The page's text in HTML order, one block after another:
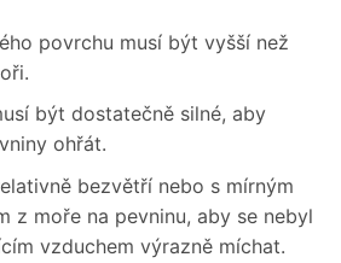
povrchu musí být vyšší než
být dostatečně silné, aby
ohřát.
bezvětří nebo s mírným
z moře na pevninu, aby se nebyl
vzduchem výrazně míchat.